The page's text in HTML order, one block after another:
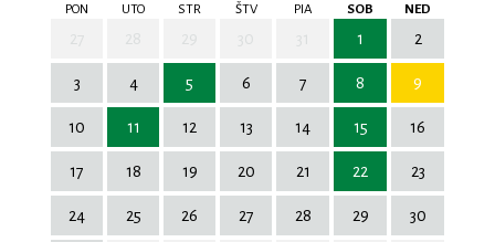
PON UTO STR ŠTV PIA SOB NED
1 2
3 4 5 6 7 8 9
10 11 12 13 14 15 16
17 18 19 20 21 22 23
24 25 26 27 28 29 30